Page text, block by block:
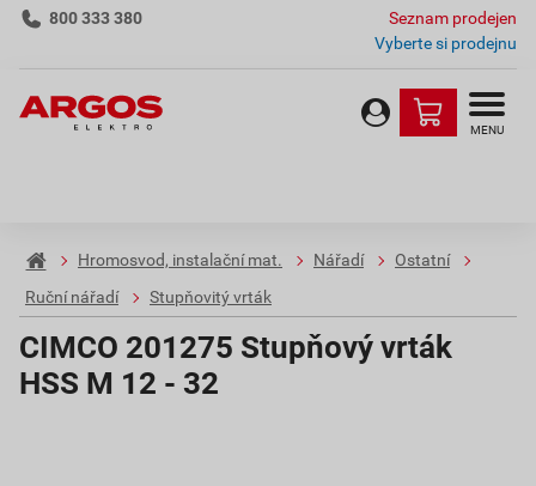
800 333 380
Seznam prodejen
Vyberte si prodejnu
MENU
Hromosvod, instalační mat. Nářadí
Ostatní
Ruční nářadí
Stupňovitý vrták
CIMCO 201275 Stupňový vrták
HSS M 12 - 32